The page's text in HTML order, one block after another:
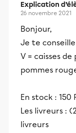
Explication
26 novembre 2021
Bonjour,
Je te
V = caisses
pommes
En stock : 150
Les livreurs :
livreurs